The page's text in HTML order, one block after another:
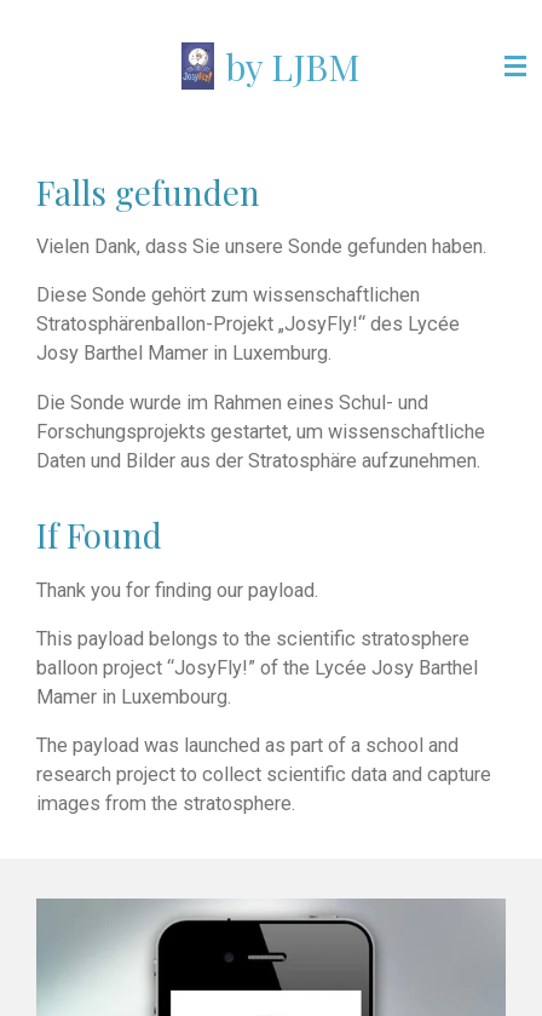
by LJBM
Falls gefunden
Vielen Dank, dass Sie unsere Sonde gefunden haben.
Diese Sonde gehört zum wissenschaftlichen
Stratosphärenballon-Projekt „JosyFly!“ des Lycée
Josy Barthel Mamer in Luxemburg.
Die Sonde wurde im Rahmen eines Schul- und
Forschungsprojekts gestartet, um wissenschaftliche
Daten und Bilder aus der Stratosphäre aufzunehmen.
If Found
Thank you for finding our payload.
This payload belongs to the scientific stratosphere
balloon project “JosyFly!” of the Lycée Josy Barthel
Mamer in Luxembourg.
The payload was launched as part of a school and
research project to collect scientific data and capture
images from the stratosphere.